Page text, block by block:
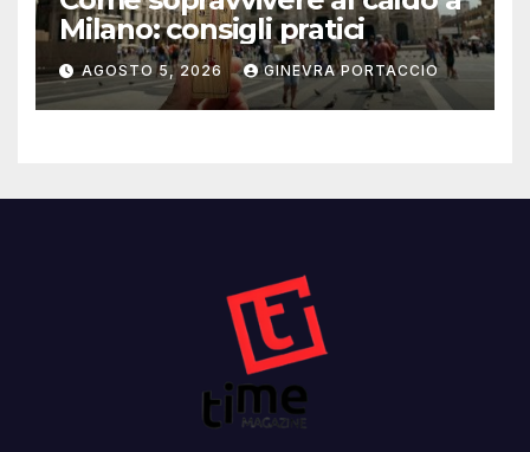
Milano: consigli pratici
AGOSTO 5, 2026 GINEVRA PORTACCIO